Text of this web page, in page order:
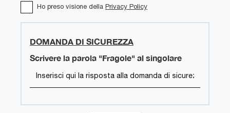
Ho preso visione della Privacy Policy
DOMANDA DI SICUREZZA
Scrivere la parola "Fragole" al singolare